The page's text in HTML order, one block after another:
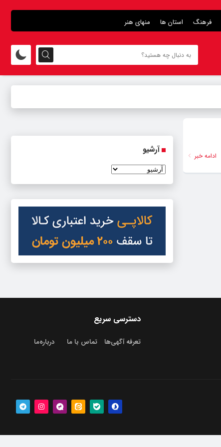
فرهنگ استان ها منهای هنر
ادامه خبر
آرشیو
دسترسی سریع
تعرفه آگهی‌ها تماس با ما درباره‌‌ما